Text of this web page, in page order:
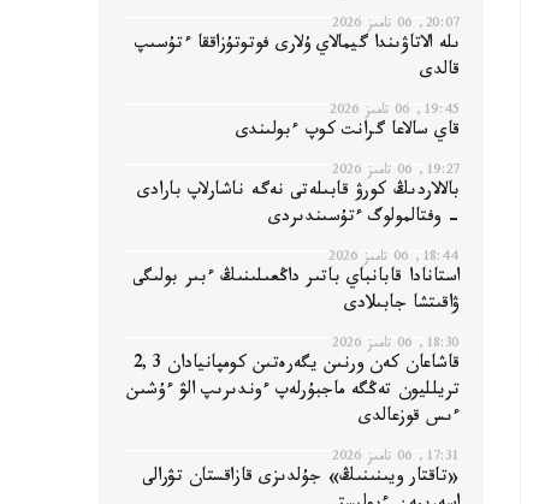
20:07, 06 تامىز 2026
ىلە الاتاۋىندا گيمالاي ۇلارى فوتوتۇزاققا ءتۇسىپ
قالدى
19:45, 06 تامىز 2026
قاي سالاعا گرانت كوپ ءبولىندى
19:27, 06 تامىز 2026
بالالاردىڭ كورۋ قابىلەتى نەگە ناشارلاپ بارادى
- وفتالمولوگ ءتۇسىندىردى
18:44, 06 تامىز 2026
استانادا قابانباي باتىر داڭعىلىنىڭ ءبىر بولىگى
ۋاقىتشا جابىلادى
18:30, 06 تامىز 2026
قاشاعان كەن ورنىن يگەرەتىن كومپانيادان 2,3
تريلليون تەڭگە ماجبۇرلەپ ءوندىرىپ الۋ ءۇشىن
ءىس قوزعالدى
17:31, 06 تامىز 2026
«تاقتار ويىنىنىڭ» جۇلدىزى قازاقستان تۋرالى